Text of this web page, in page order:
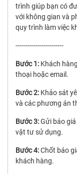
trình giúp bạn có
với không gian và
quy trình làm việc
------------------------
Bước 1: Khách
thoại hoặc email.
Bước 2: Khảo sát
và các phương án
Bước 3:Gửi báo
vật tư sử dụng.
Bước 4:Chốt báo
khách hàng.